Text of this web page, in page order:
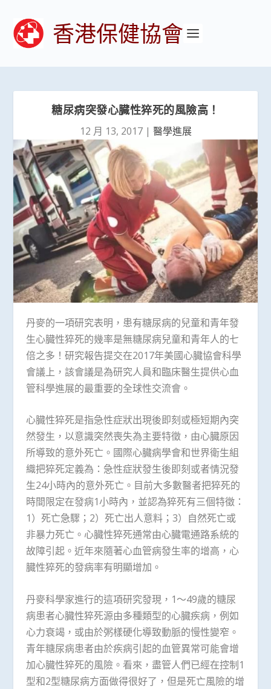
香港保健協會
糖尿病突發心臓性猝死的風險高！
12 月 13, 2017| 醫學進展
丹麥的一項研究表明，患有糖尿病的兒童和青年發
生心臓性猝死的幾率是無糖尿病兒童和青年人的七
倍之多！研究報告提交在2017年美國心臓協會科學
會議上，該會議是為研究人員和臨床醫生提供心血
管科學進展的最重要的全球性交流會。
心臓性猝死是指急性症狀出現後即刻或極短期內突
然發生，以意識突然喪失為主要特徵，由心臓原因
所導致的意外死亡。國際心臓病學會和世界衛生組
織把猝死定義為：急性症狀發生後即刻或者情況發
生24小時內的意外死亡。目前大多數醫者把猝死的
時間限定在發病1小時內，並認為猝死有三個特徵：
1）死亡急驟；2）死亡出人意料；3）自然死亡或
非暴力死亡。心臓性猝死通常由心臓電通路系統的
故障引起。近年來隨著心血管病發生率的增高，心
臓性猝死的發病率有明顯增加。
丹麥科學家進行的這項研究發現，1～49歲的糖尿
病患者心臓性猝死源由多種類型的心臓疾病，例如
心力衰竭，或由於粥樣硬化導致動脈的慢性變窄。
青年糖尿病患者由於疾病引起的血管異常可能會增
加心臓性猝死的風險。看來，盡管人們已經在控制1
型和2型糖尿病方面做得很好了，但是死亡風險的增